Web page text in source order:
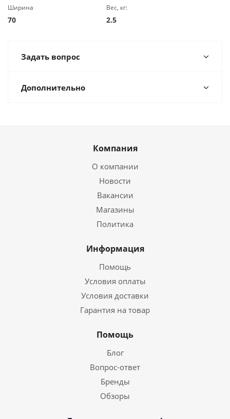
Ширина
70
Вес, кг:
2.5
Задать вопрос
Дополнительно
Компания
О компании
Новости
Вакансии
Магазины
Политика
Информация
Помощь
Условия оплаты
Условия доставки
Гарантия на товар
Помощь
Блог
Вопрос-ответ
Бренды
Обзоры